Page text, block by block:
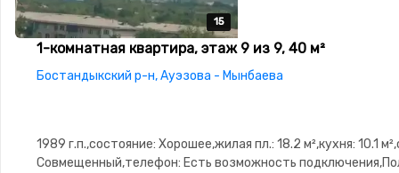
15
15
15
15
15
1-комнатная квартира, этаж 9 из 9, 40 м²
Бостандыкский р-н, Ауэзова - Мынбаева
1989 г.п.,состояние: Хорошее,жилая пл.: 18.2 м²,кухня: 10.1
Совмещенный,телефон: Есть возможность